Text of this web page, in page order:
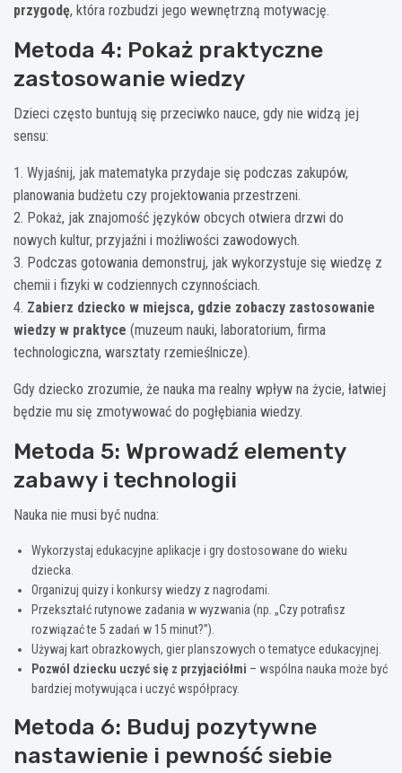
przygodę, która rozbudzi jego wewnętrzną motywację.
Metoda 4: Pokaż praktyczne
zastosowanie wiedzy
Dzieci często buntują się przeciwko nauce, gdy nie widzą jej
sensu:
1. Wyjaśnij, jak matematyka przydaje się podczas zakupów,
planowania budżetu czy projektowania przestrzeni.
2. Pokaż, jak znajomość języków obcych otwiera drzwi do
nowych kultur, przyjaźni i możliwości zawodowych.
3. Podczas gotowania demonstruj, jak wykorzystuje się wiedzę z
chemii i fizyki w codziennych czynnościach.
4. Zabierz dziecko w miejsca, gdzie zobaczy zastosowanie
wiedzy w praktyce (muzeum nauki, laboratorium, firma
technologiczna, warsztaty rzemieślnicze).
Gdy dziecko zrozumie, że nauka ma realny wpływ na życie, łatwiej
będzie mu się zmotywować do pogłębiania wiedzy.
Metoda 5: Wprowadź elementy
zabawy i technologii
Nauka nie musi być nudna:
Wykorzystaj edukacyjne aplikacje i gry dostosowane do wieku
dziecka.
Organizuj quizy i konkursy wiedzy z nagrodami.
Przekształć rutynowe zadania w wyzwania (np. „Czy potrafisz
rozwiązać te 5 zadań w 15 minut?”).
Używaj kart obrazkowych, gier planszowych o tematyce edukacyjnej.
Pozwól dziecku uczyć się z przyjaciółmi – wspólna nauka może być
bardziej motywująca i uczyć współpracy.
Metoda 6: Buduj pozytywne
nastawienie i pewność siebie